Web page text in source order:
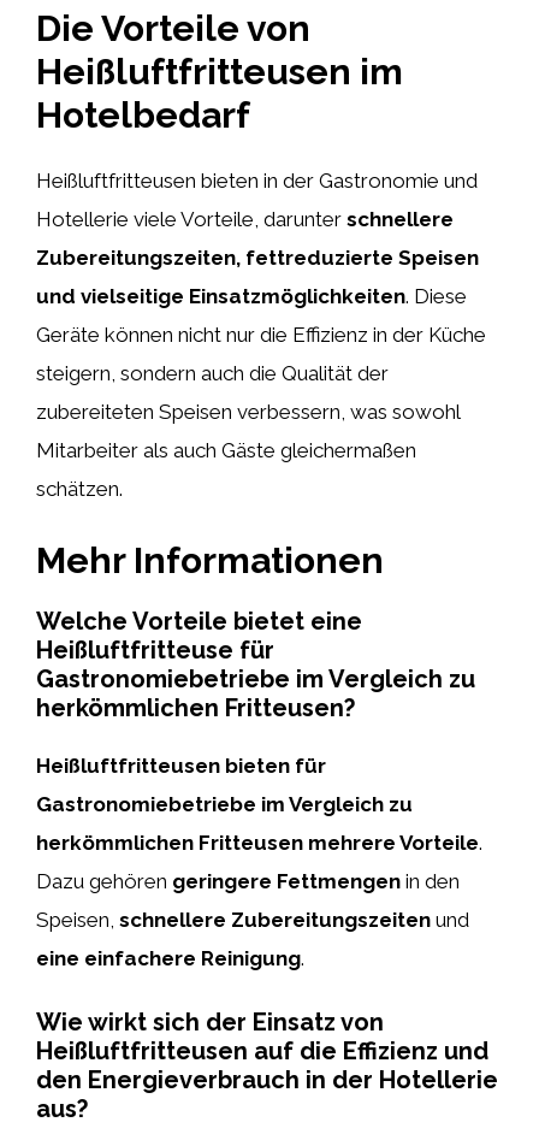
Die Vorteile von
Heißluftfritteusen im
Hotelbedarf
Heißluftfritteusen bieten in der Gastronomie und
Hotellerie viele Vorteile, darunter schnellere
Zubereitungszeiten, fettreduzierte Speisen
und vielseitige Einsatzmöglichkeiten. Diese
Geräte können nicht nur die Effizienz in der Küche
steigern, sondern auch die Qualität der
zubereiteten Speisen verbessern, was sowohl
Mitarbeiter als auch Gäste gleichermaßen
schätzen.
Mehr Informationen
Welche Vorteile bietet eine
Heißluftfritteuse für
Gastronomiebetriebe im Vergleich zu
herkömmlichen Fritteusen?
Heißluftfritteusen bieten für
Gastronomiebetriebe im Vergleich zu
herkömmlichen Fritteusen mehrere Vorteile.
Dazu gehören geringere Fettmengen in den
Speisen, schnellere Zubereitungszeiten und
eine einfachere Reinigung.
Wie wirkt sich der Einsatz von
Heißluftfritteusen auf die Effizienz und
den Energieverbrauch in der Hotellerie
aus?